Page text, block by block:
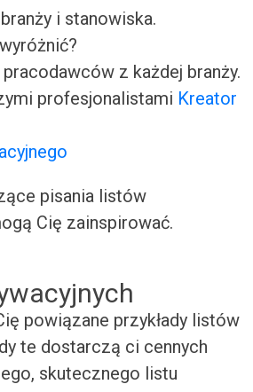
i stanowiska.
z każdej branży.
profesjonalistami Kreator
pisania listów
Cię zainspirować.
powiązane przykłady listów
te dostarczą ci cennych
skutecznego listu